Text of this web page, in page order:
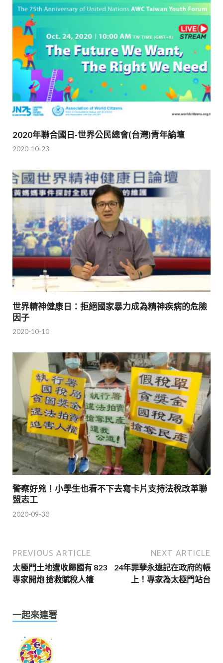
2020年聯合國日-世界公民總會(台灣)青年論壇
2020-10-23
世界精神健康日：拒絕國家暴力成為精神疾病的危險
因子
2020-10-10
警察好兇！小學生也看不下去寫卡片支持法稅改革聯
盟志工
2020-09-30
PREVIOUS ARTICLE
太極門土地遭收歸國有 823
專家開炮 搶救賦稅人權
NEXT ARTICLE
24年罪孽永遠記在政府的帳
上！專家為太極門站台
一起來連署